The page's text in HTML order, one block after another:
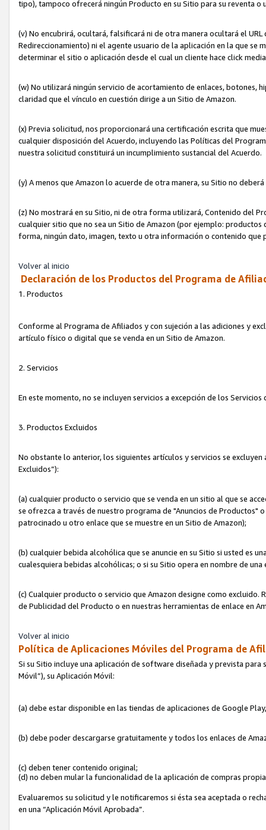
tipo), tampoco ofrecerá ningún Producto en su Sitio para su reventa o
(v) No encubrirá, ocultará, falsificará ni de otra manera ocultará el
Redireccionamiento) ni el agente usuario de la aplicación en la que
determinar el sitio o aplicación desde el cual un cliente hace click
(w) No utilizará ningún servicio de acortamiento de enlaces, botones,
claridad que el vínculo en cuestión dirige a un Sitio de Amazon.
(x) Previa solicitud, nos proporcionará una certificación escrita que
cualquier disposición del Acuerdo, incluyendo las Políticas del
nuestra solicitud constituirá un incumplimiento sustancial del Acuerdo.
(y) A menos que Amazon lo acuerde de otra manera, su Sitio no
(z) No mostrará en su Sitio, ni de otra forma utilizará, Contenido del
cualquier sitio que no sea un Sitio de Amazon (por ejemplo:
forma, ningún dato, imagen, texto u otra información o contenido
Volver al inicio
Declaración de los Productos del Programa de
1. Productos
Conforme al Programa de Afiliados y con sujeción a las adiciones y
artículo físico o digital que se venda en un Sitio de Amazon.
2. Servicios
En este momento, no se incluyen servicios a excepción de los
3. Productos Excluidos
No obstante lo anterior, los siguientes artículos y servicios se
Excluidos”):
(a) cualquier producto o servicio que se venda en un sitio al que se
se ofrezca a través de nuestro programa de "Anuncios de Productos"
patrocinado u otro enlace que se muestre en un Sitio de Amazon);
(b) cualquier bebida alcohólica que se anuncie en su Sitio si usted es
cualesquiera bebidas alcohólicas; o si su Sitio opera en nombre de
(c) Cualquier producto o servicio que Amazon designe como excluido.
de Publicidad del Producto o en nuestras herramientas de enlace en
Volver al inicio
Política de Aplicaciones Móviles del Programa de
Si su Sitio incluye una aplicación de software diseñada y prevista
Móvil”), su Aplicación Móvil:
(a) debe estar disponible en las tiendas de aplicaciones de Google
(b) debe poder descargarse gratuitamente y todos los enlaces de
(c) deben tener contenido original;
(d) no deben mular la funcionalidad de la aplicación de compras
Evaluaremos su solicitud y le notificaremos si ésta sea aceptada o
en una “Aplicación Móvil Aprobada”.